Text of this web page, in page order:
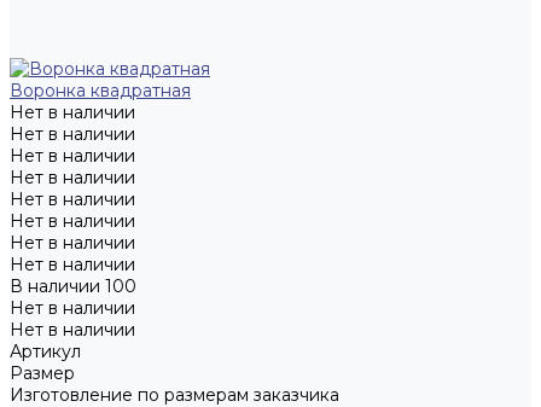
Воронка квадратная
Нет в наличии
Нет в наличии
Нет в наличии
Нет в наличии
Нет в наличии
Нет в наличии
Нет в наличии
Нет в наличии
В наличии 100
Нет в наличии
Нет в наличии
Артикул
Размер
Изготовление по размерам заказчика